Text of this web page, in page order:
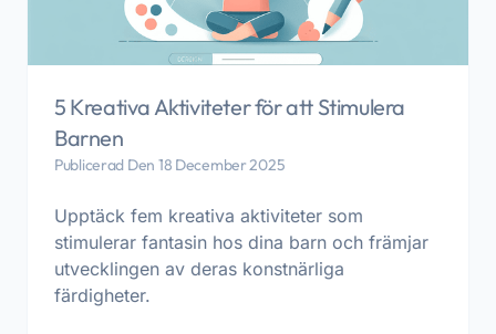
5 Kreativa Aktiviteter för att Stimulera
Barnen
Publicerad Den 18 December 2025
Upptäck fem kreativa aktiviteter som
stimulerar fantasin hos dina barn och främjar
utvecklingen av deras konstnärliga
färdigheter.